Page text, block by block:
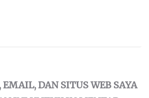
DAN SITUS WEB SAYA